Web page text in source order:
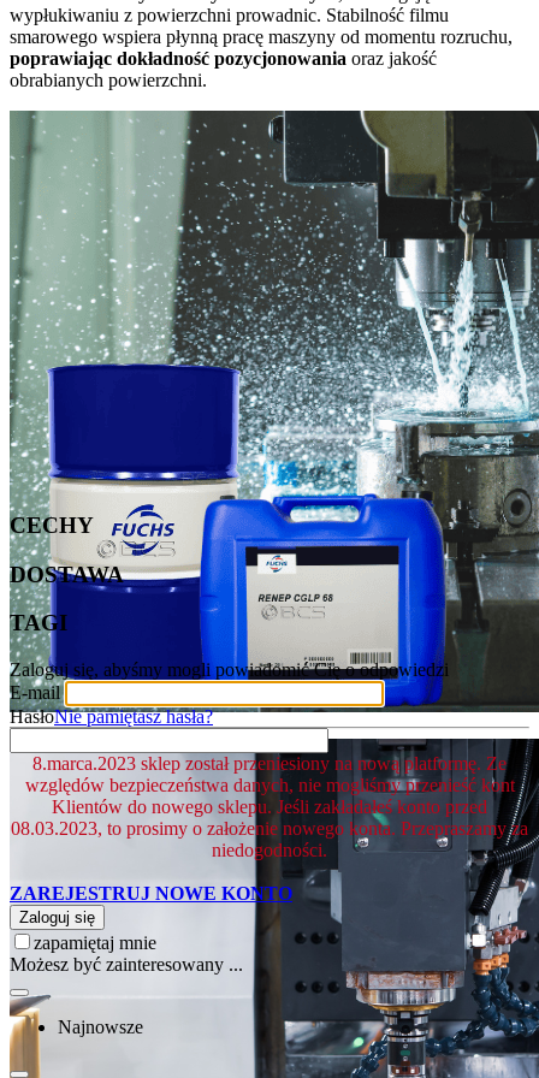
wypłukiwaniu z powierzchni prowadnic. Stabilność filmu
smarowego wspiera płynną pracę maszyny od momentu rozruchu,
poprawiając dokładność pozycjonowania oraz jakość
obrabianych powierzchni.
CECHY
DOSTAWA
TAGI
Zaloguj się, abyśmy mogli powiadomić Cię o odpowiedzi
E-mail
HasłoNie pamiętasz hasła?
8.marca.2023 sklep został przeniesiony na nową platformę. Ze
względów bezpieczeństwa danych, nie mogliśmy przenieść kont
Klientów do nowego sklepu. Jeśli zakładałeś konto przed
08.03.2023, to prosimy o założenie nowego konta. Przepraszamy za
niedogodności.
ZAREJESTRUJ NOWE KONTO
Zaloguj się
zapamiętaj mnie
Możesz być zainteresowany ...
Najnowsze